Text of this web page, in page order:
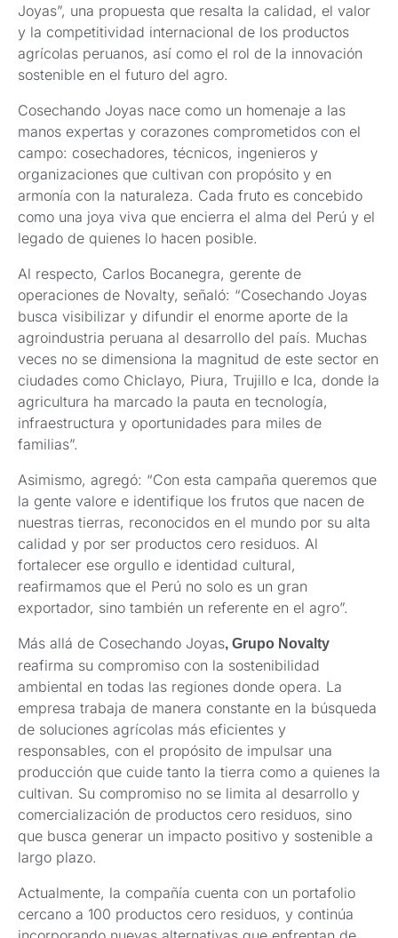
Joyas”, una propuesta que resalta la calidad, el valor
y la competitividad internacional de los productos
agrícolas peruanos, así como el rol de la innovación
sostenible en el futuro del agro.
Cosechando Joyas nace como un homenaje a las
manos expertas y corazones comprometidos con el
campo: cosechadores, técnicos, ingenieros y
organizaciones que cultivan con propósito y en
armonía con la naturaleza. Cada fruto es concebido
como una joya viva que encierra el alma del Perú y el
legado de quienes lo hacen posible.
Al respecto, Carlos Bocanegra, gerente de
operaciones de Novalty, señaló: “Cosechando Joyas
busca visibilizar y difundir el enorme aporte de la
agroindustria peruana al desarrollo del país. Muchas
veces no se dimensiona la magnitud de este sector en
ciudades como Chiclayo, Piura, Trujillo e Ica, donde la
agricultura ha marcado la pauta en tecnología,
infraestructura y oportunidades para miles de
familias”.
Asimismo, agregó: “Con esta campaña queremos que
la gente valore e identifique los frutos que nacen de
nuestras tierras, reconocidos en el mundo por su alta
calidad y por ser productos cero residuos. Al
fortalecer ese orgullo e identidad cultural,
reafirmamos que el Perú no solo es un gran
exportador, sino también un referente en el agro”.
Más allá de Cosechando Joyas, Grupo Novalty
reafirma su compromiso con la sostenibilidad
ambiental en todas las regiones donde opera. La
empresa trabaja de manera constante en la búsqueda
de soluciones agrícolas más eficientes y
responsables, con el propósito de impulsar una
producción que cuide tanto la tierra como a quienes la
cultivan. Su compromiso no se limita al desarrollo y
comercialización de productos cero residuos, sino
que busca generar un impacto positivo y sostenible a
largo plazo.
Actualmente, la compañía cuenta con un portafolio
cercano a 100 productos cero residuos, y continúa